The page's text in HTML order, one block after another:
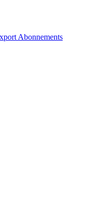
Abonnements